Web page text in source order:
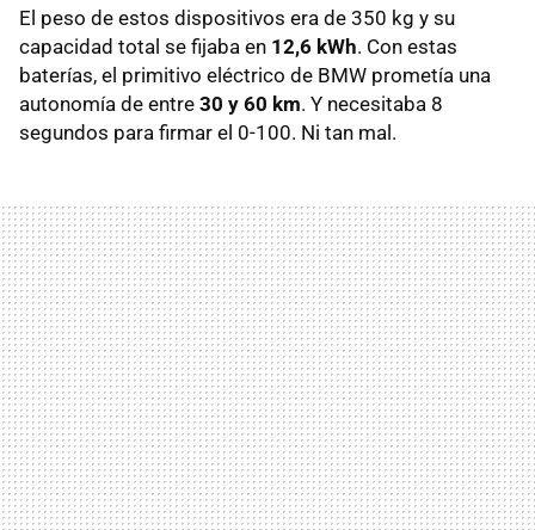
El peso de estos dispositivos era de 350 kg y su
capacidad total se fijaba en 12,6 kWh. Con estas
baterías, el primitivo eléctrico de BMW prometía una
autonomía de entre 30 y 60 km. Y necesitaba 8
segundos para firmar el 0-100. Ni tan mal.